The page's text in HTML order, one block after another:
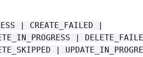
| CREATE_FAILED |
|
|